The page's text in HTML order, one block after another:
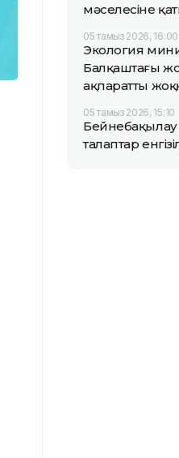
мәселесіне
05 тамыз 2026, 16:00
Экология
Балқаштағы
ақпаратты
05 тамыз 2026, 15:10
Бейнебақылау
талаптар